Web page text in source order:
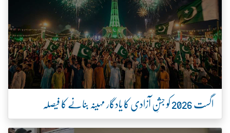
اگست 2026 کو جشنِ آزادی کا یادگار مہینہ بنانے کا فیصلہ